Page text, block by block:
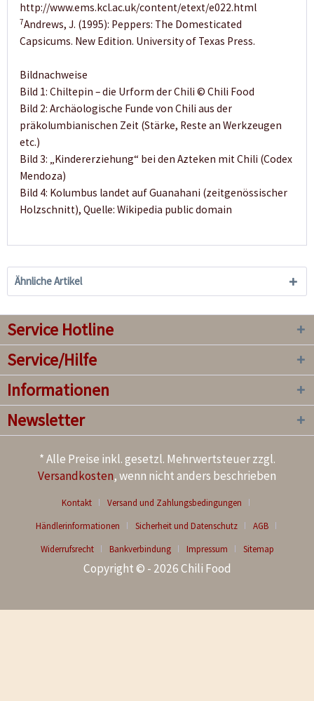
http://www.ems.kcl.ac.uk/content/etext/e022.html
7Andrews, J. (1995): Peppers: The Domesticated
Capsicums. New Edition. University of Texas Press.
Bildnachweise
Bild 1: Chiltepin – die Urform der Chili © Chili Food
Bild 2: Archäologische Funde von Chili aus der
präkolumbianischen Zeit (Stärke, Reste an Werkzeugen
etc.)
Bild 3: „Kindererziehung“ bei den Azteken mit Chili (Codex
Mendoza)
Bild 4: Kolumbus landet auf Guanahani (zeitgenössischer
Holzschnitt), Quelle: Wikipedia public domain
Ähnliche Artikel
Service Hotline
Service/Hilfe
Informationen
Newsletter
* Alle Preise inkl. gesetzl. Mehrwertsteuer zzgl.
Versandkosten, wenn nicht anders beschrieben
Kontakt
Versand und Zahlungsbedingungen
Händlerinformationen
Sicherheit und Datenschutz
AGB
Widerrufsrecht
Bankverbindung Impressum Sitemap
Copyright © - 2026 Chili Food